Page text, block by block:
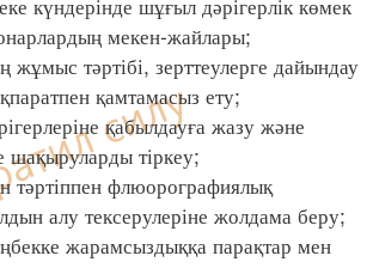
мекен-жайлары;
тәртібі, зерттеулерге дайындау
қамтамасыз ету;
қабылдауға жазу және
шақыруларды тіркеу;
тәртіппен флюорографиялық
алу тексерулеріне жолдама беру;
жарамсыздыққа парақтар мен